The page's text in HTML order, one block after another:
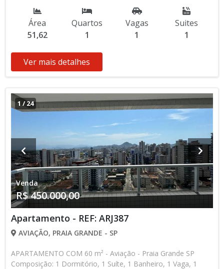
Elevador de Serviço, Acessibilidade, Portaria 24h, Água
Individual, Home Box, Piscina, Sauna, Salão de Jogos, Salão
de Festas, Espaço Kids, Espaço Gourmet, Academia,
Churrasqueira, Lazer no terraço Aceita Financiamento
Parcelas Mensais de R$ 2.394,67 2 Parcelas Anuais de R$
11.225,00 R$ 31.430,00 Entrega das Chaves R$ 449.000,00
contato com nossa equipe
Área
51,62
Quartos
1
Vagas
1
Suites
1
Ver mais detalhes
1 /24
Venda
R$ 450.000,00
Apartamento - REF: ARJ387
AVIAÇÃO, PRAIA GRANDE - SP
APARTAMENTO COM 60 m² - Aviação - Praia Grande SP
Composição: 1 Dormitório, 1 Suíte, 1 Banheiro, 1 Vaga, 1